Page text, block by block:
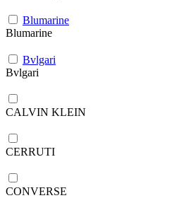
Blumarine
Blumarine
Bvlgari
Bvlgari
CALVIN KLEIN
CERRUTI
CONVERSE